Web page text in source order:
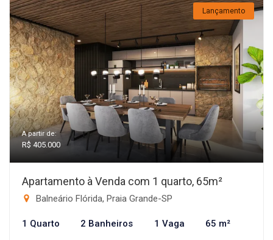
Lançamento
A partir de:
R$ 405.000
Apartamento à Venda com 1 quarto, 65m²
Balneário Flórida, Praia Grande-SP
1 Quarto 2 Banheiros 1 Vaga 65 m²